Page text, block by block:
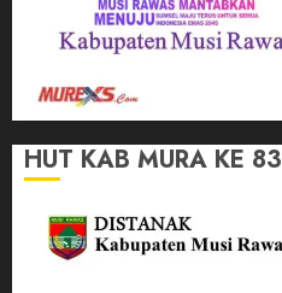
HUT KAB MURA KE 83